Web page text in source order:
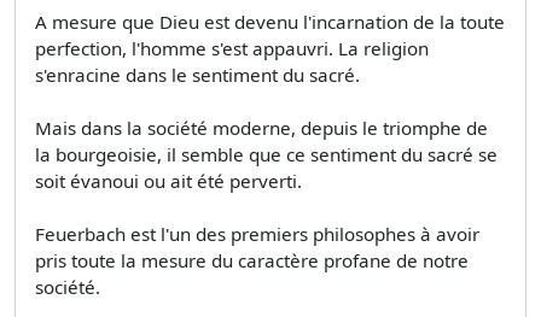
A mesure que Dieu est devenu l'incarnation de la toute
perfection, l'homme s'est appauvri. La religion
s'enracine dans le sentiment du sacré.
Mais dans la société moderne, depuis le triomphe de
la bourgeoisie, il semble que ce sentiment du sacré se
soit évanoui ou ait été perverti.
Feuerbach est l'un des premiers philosophes à avoir
pris toute la mesure du caractère profane de notre
société.